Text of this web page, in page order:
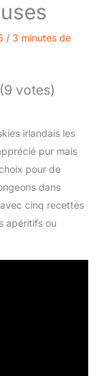
/ 3 minutes de
votes)
irlandais les
pur mais
pour de
dans
cinq recettes
apéritifs ou